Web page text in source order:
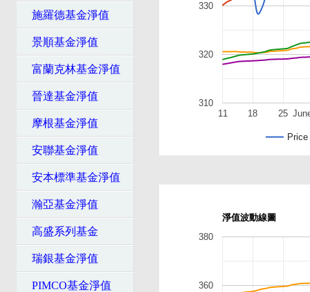
施羅德基金淨值
景順基金淨值
富蘭克林基金淨值
晉達基金淨值
摩根基金淨值
安聯基金淨值
安本標準基金淨值
瀚亞基金淨值
高盛系列基金
瑞銀基金淨值
PIMCO基金淨值
Price
11 18 25
310
320
330
淨值波動線圖
360
380